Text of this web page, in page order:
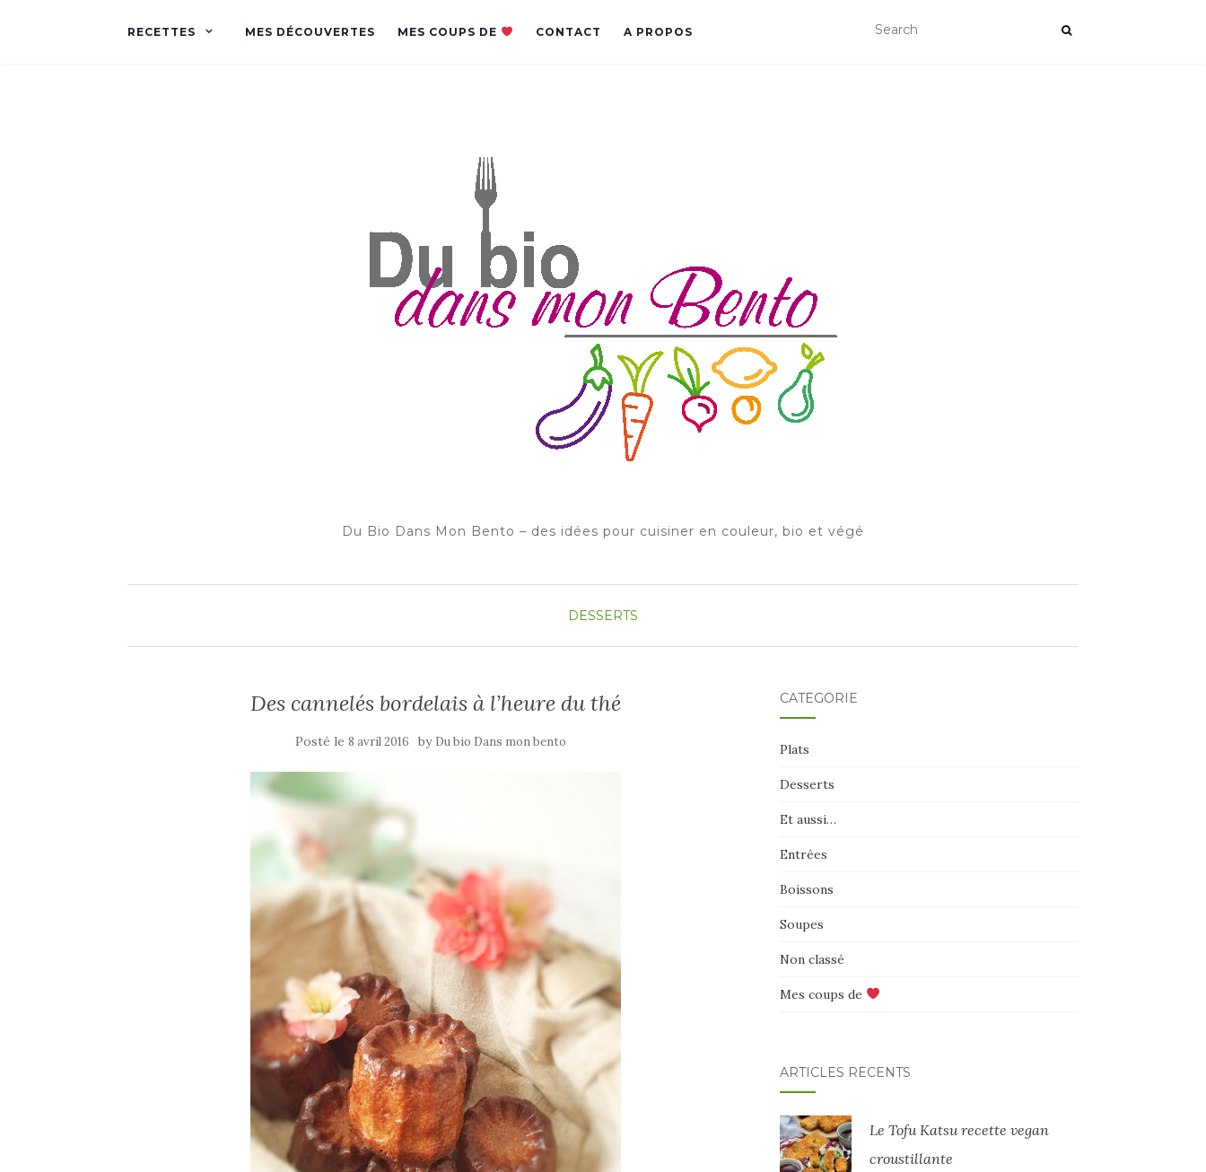
RECETTES MES DÉCOUVERTES MES COUPS DE CONTACT A PROPOS
Du Bio Dans Mon Bento – des idées pour cuisiner en couleur, bio et végé
DESSERTS
Des cannelés bordelais à l’heure du thé
Posté le8 avril 2016 by Du bio Dans mon bento
CATÉGORIE
Plats
Desserts
Et aussi…
Entrées
Boissons
Soupes
Non classé
Mes coups de
ARTICLES RÉCENTS
Le Tofu Katsu recette vegan
croustillante